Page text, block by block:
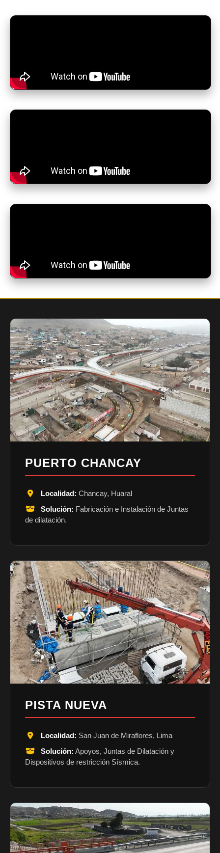
PUERTO CHANCAY
Localidad: Chancay, Huaral
Solución: Fabricación e Instalación de Juntas
de dilatación.
PISTA NUEVA
Localidad: San Juan de Miraflores, Lima
Solución: Apoyos, Juntas de Dilatación y
Dispositivos de restricción Sísmica.